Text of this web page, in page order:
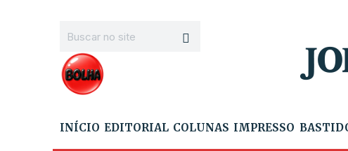
INÍCIO EDITORIAL COLUNAS IMPRESSO